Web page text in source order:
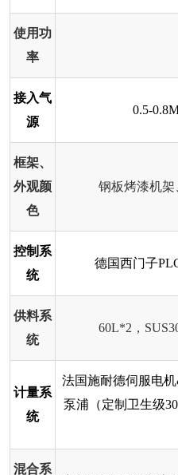
使用功
率
接入气
源
0.5-
框架、
外观颜
色
钢板烤漆机
控制系
统
德国西门子
供料系
统
60L*2，
计量系
统
法国施耐德伺服电
泵浦（定制卫生级
混合系